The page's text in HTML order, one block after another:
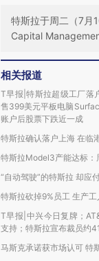
特斯拉于周二（7月
Capital
相关报道
T早报|特斯拉超级工厂落
售399美元平板电脑
账户后股票下跌近一成
特斯拉确认落户上海 在临
特斯拉Model3产能达标
“自动驾驶”的特斯拉 却应
特斯拉砍掉9%员工 生产工
T早报|中兴今日复牌；
支持；特斯拉宣布裁员约
马斯克承诺获市场认可 特